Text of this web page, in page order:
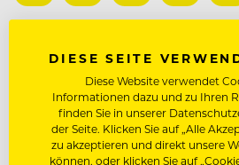
TIM RAUE
NÄCHSTER ARTIKEL
VORHERIGER ARTIKEL
DIESE SEITE
Diese Website verwendet
Informationen dazu und zu Ihren
finden Sie in unserer
der Seite. Klicken Sie auf „Alle
zu akzeptieren und direkt unsere
können, oder klicken Sie auf